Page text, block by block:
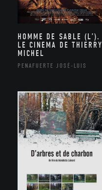
HOMME DE SABLE (L’).
LE CINEMA DE THIERRY
MICHEL
PENAFUERTE JOSÉ-LUIS